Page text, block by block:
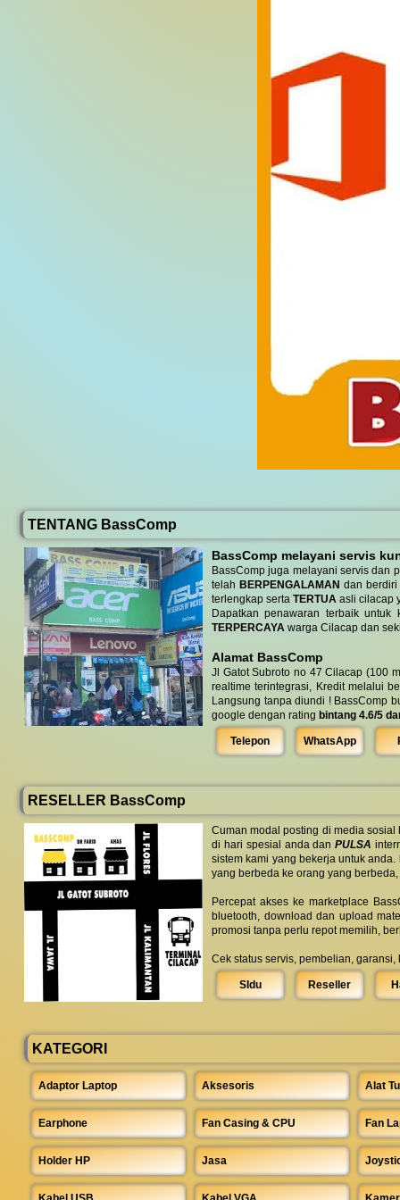
TENTANG BassComp
BassComp melayani servis
BassComp juga melayani servis dan
telah BERPENGALAMAN dan berdiri
terlengkap serta TERTUA asli cilacap
Dapatkan penawaran terbaik
TERPERCAYA warga Cilacap dan
Alamat BassComp
Jl Gatot Subroto no 47 Cilacap (100
realtime terintegrasi, Kredit melalui
Langsung tanpa diundi ! BassComp
google dengan rating bintang 4.6/5
Telepon WhatsApp
RESELLER BassComp
Cuman modal posting di media
di hari spesial anda danPULSA
sistem kami yang bekerja untuk anda.
yang berbeda ke orang yang
Percepat akses ke marketplace
bluetooth, download dan upload
promosi tanpa perlu repot memilih,
Cek status servis, pembelian,
SIdu Reseller
KATEGORI
Adaptor Laptop Aksesoris Alat
Earphone Fan Casing & CPU Fan
Holder HP Jasa